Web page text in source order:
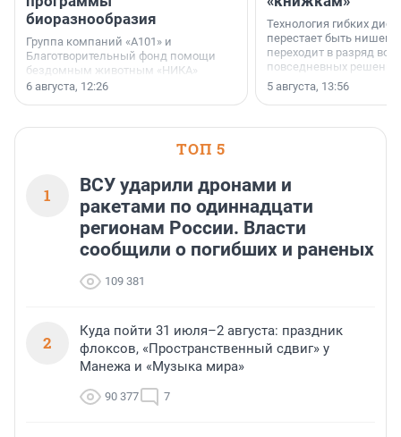
биоразнообразия
Группа компаний «А101» и
Благотворительный фонд помощи
бездомным животным «НИКА»
заключили соглашение о
6 августа, 12:26
Технология гибких
перестает быть
переходит в разряд
повседневных
5 августа, 13:56
ТОП 5
1
ВСУ ударили дронами и
ракетами по одиннадцати
регионам России. Власти
сообщили о погибших и раненых
109 381
2
Куда пойти 31 июля–2 августа: праздник
флоксов, «Пространственный сдвиг» у
Манежа и «Музыка мира»
90 377 7